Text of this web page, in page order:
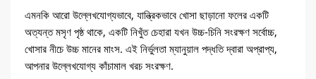
এমনকি আরো উল্লেখযোগ্যভাবে, যান্ত্রিকভাবে খোসা ছাড়ানো ফলের একটি
অত্যন্ত মসৃণ পৃষ্ঠ থাকে, একটি নিখুঁত চেহারা যখন উচ্চ-চিনি সংরক্ষণ সর্বোচ্চ,
খোসার নীচে উচ্চ মানের মাংস. এই নির্ভুলতা ম্যানুয়াল পদ্ধতি দ্বারা অপ্রাপ্য,
আপনার উল্লেখযোগ্য কাঁচামাল খরচ সংরক্ষণ.